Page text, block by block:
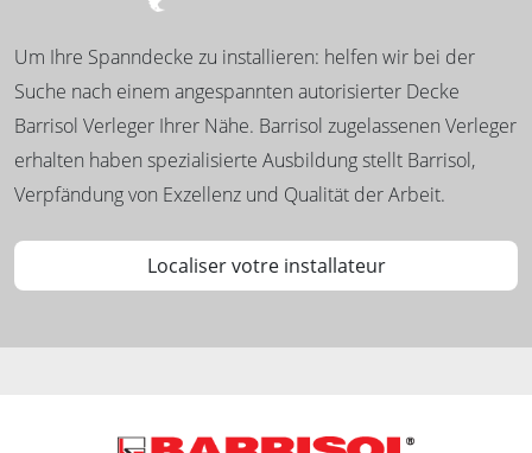
Um Ihre Spanndecke zu installieren: helfen wir bei der
Suche nach einem angespannten autorisierter Decke
Barrisol Verleger Ihrer Nähe. Barrisol zugelassenen Verleger
erhalten haben spezialisierte Ausbildung stellt Barrisol,
Verpfändung von Exzellenz und Qualität der Arbeit.
Localiser votre installateur